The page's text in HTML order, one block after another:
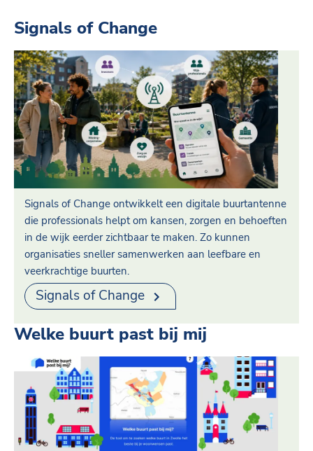
Signals of Change
Signals of Change ontwikkelt een digitale buurtantenne
die professionals helpt om kansen, zorgen en behoeften
in de wijk eerder zichtbaar te maken. Zo kunnen
organisaties sneller samenwerken aan leefbare en
veerkrachtige buurten.
Signals of Change
Welke buurt past bij mij